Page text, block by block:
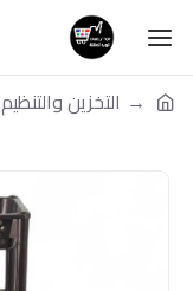
التخزين والتنظيم